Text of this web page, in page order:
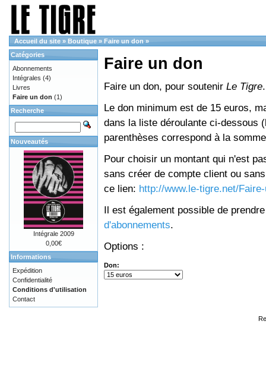
Accueil du site » Boutique » Faire un don »
Faire un don
Faire un don, pour soutenir Le Tigre.
Le don minimum est de 15 euros,
dans la liste déroulante ci-dessous
parenthèses correspond à la
Pour choisir un montant qui n'est
sans créer de compte client ou
ce lien: http://www.le-tigre.net/
Il est également possible de
d'abonnements.
Options :
Don:
Catégories
Abonnements
Intégrales (4)
Livres
Faire un don (1)
Recherche
Nouveautés
Intégrale 2009
0,00€
Informations
Expédition
Confidentialité
Conditions d'utilisation
Contact